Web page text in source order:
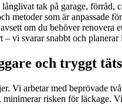
tak på garage,
metoder som är
om du behöver
svarar snabbt och planerar
och tryggt
arbetar med beprövade
risken för